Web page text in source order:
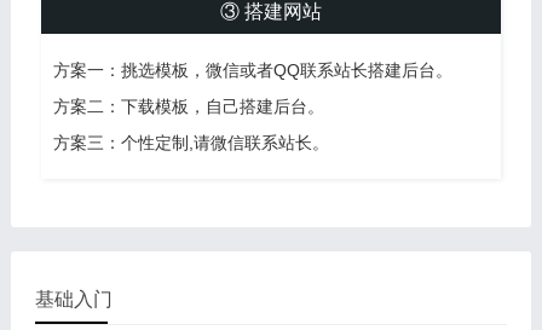
③ 搭建网站
方案一：挑选模板，微信或者QQ联系站长搭建后台。
方案二：下载模板，自己搭建后台。
方案三：个性定制,请微信联系站长。
基础入门